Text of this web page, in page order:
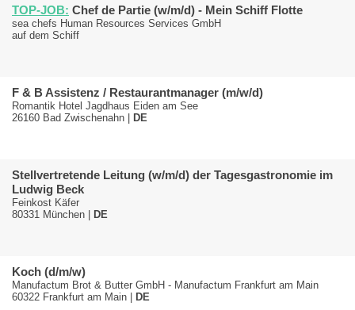
TOP-JOB: Chef de Partie (w/m/d) - Mein Schiff Flotte
sea chefs Human Resources Services GmbH
auf dem Schiff
F & B Assistenz / Restaurantmanager (m/w/d)
Romantik Hotel Jagdhaus Eiden am See
26160 Bad Zwischenahn |
DE
Stellvertretende Leitung (w/m/d) der Tagesgastronomie im
Ludwig Beck
Feinkost Käfer
80331 München |
DE
Koch (d/m/w)
Manufactum Brot & Butter GmbH - Manufactum Frankfurt am Main
60322 Frankfurt am Main |
DE